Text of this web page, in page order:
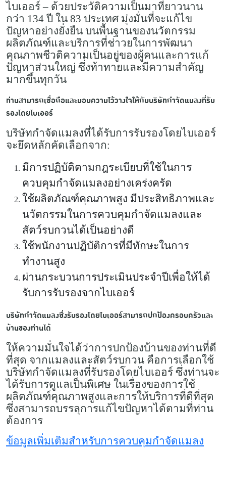
ไบเออร์ – ด้วยประวัติความเป็นมาที่ยาวนาน
กว่า 134 ปี ใน 83 ประเทศ มุ่งมั่นที่จะแก้ไข
ปัญหาอย่างยั่งยืน บนพื้นฐานของนวัตกรรม
ผลิตภัณฑ์และบริการที่ช่าวยในการพัฒนา
คุณภาพชีวติความเป็นอยู่ของผู้คนและการแก้
ปัญหาส่วนใหญ่ ซึ่งท้าทายและมีความสำคัญ
มากขึ้นทุกวัน
ท่านสามารถเชื่อถือและมอบความไว้วางใจให้กับบริษัทกำจัดแมลงที่รับ
รองโดยไบเออร์
บริษัทกำจัดแมลงที่ได้รับการรับรองโดยไบเออร์
จะยึดหลักคัดเลือกจาก:
มีการปฏิบัติตามกฎระเบียบที่ใช้ในการ
ควบคุมกำจัดแมลงอย่างเคร่งครัด
ใช้ผลิตภัณฑ์คุณภาพสูง มีประสิทธิภาพและ
นวัตกรรมในการควบคุมกำจัดแมลงและ
สัตว์รบกวนได้เป็นอย่างดี
ใช้พนักงานปฏิบัติการที่มีทักษะในการ
ทำงานสูง
ผ่านกระบวนการประเมินประจำปีเพื่อให้ได้
รับการรับรองจากไบเออร์
บริษัทกำจัดแมลงซึ่งรับรองโดยไบเออร์สามารถปกป้องครอบครัวและ
บ้านของท่านได้
ให้ความมั่นใจได้ว่าการปกป้องบ้านของท่านที่ดี
ที่สุด จากแมลงและสัตว์รบกวน คือการเลือกใช้
บริษัทกำจัดแมลงที่รับรองโดยไบเออร์ ซึ่งท่านจะ
ได้รับการดูแลเป็นพิเศษ ในเรื่องของการใช้
ผลิตภัณฑ์คุณภาพสูงและการให้บริการที่ดีที่สุด
ซึ่งสามารถบรรลุการแก้ไขปัญหาได้ตามที่ท่าน
ต้องการ
ข้อมูลเพิ่มเติมสำหรับการควบคุมกำจัดแมลง